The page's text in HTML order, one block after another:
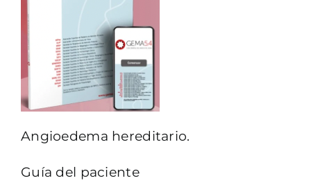
Angioedema hereditario.
Guía del paciente